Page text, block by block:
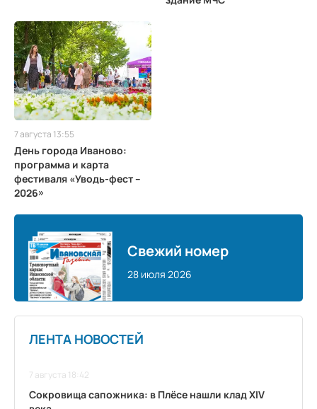
7 августа 13:55
День города Иваново:
программа и карта
фестиваля «Уводь-фест –
2026»
Свежий номер
28 июля 2026
ЛЕНТА НОВОСТЕЙ
7 августа 18:42
Сокровища сапожника: в Плёсе нашли клад XIV